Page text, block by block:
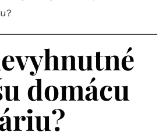
domácu